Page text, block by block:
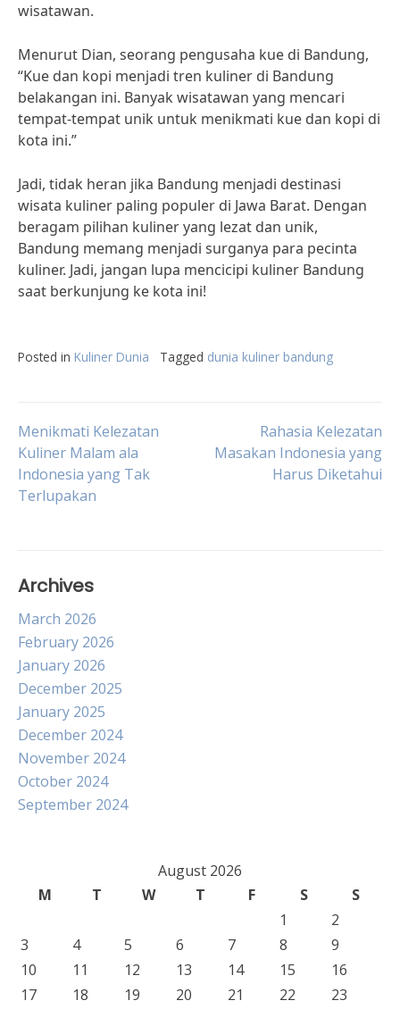
wisatawan.
Menurut Dian, seorang pengusaha kue di Bandung,
“Kue dan kopi menjadi tren kuliner di Bandung
belakangan ini. Banyak wisatawan yang mencari
tempat-tempat unik untuk menikmati kue dan kopi di
kota ini.”
Jadi, tidak heran jika Bandung menjadi destinasi
wisata kuliner paling populer di Jawa Barat. Dengan
beragam pilihan kuliner yang lezat dan unik,
Bandung memang menjadi surganya para pecinta
kuliner. Jadi, jangan lupa mencicipi kuliner Bandung
saat berkunjung ke kota ini!
Posted in Kuliner Dunia Tagged dunia kuliner bandung
Post
navigation
Menikmati Kelezatan
Kuliner Malam ala
Indonesia yang Tak
Terlupakan
Rahasia Kelezatan
Masakan Indonesia yang
Harus Diketahui
Archives
March 2026
February 2026
January 2026
December 2025
January 2025
December 2024
November 2024
October 2024
September 2024
August 2026
M
T W T F S
S
1
2
3
4 5 6 7 8
9
10
11 12 13 14 15
16
17
18 19 20 21 22
23